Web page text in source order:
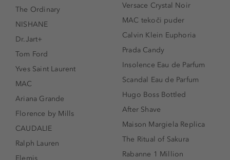
The Ordinary
NISHANE
Dr.Jart+
Tom Ford
Yves Saint Laurent
MAC
Ariana Grande
Florence by Mills
CAUDALIE
Ralph Lauren
Versace Crystal Noir
MAC tekoči puder
Calvin Klein Euphoria
Prada Candy
Insolence Eau de Parfum
Scandal Eau de Parfum
Hugo Boss Bottled
After Shave
Maison Margiela Replica
The Ritual of Sakura
Rabanne 1 Million